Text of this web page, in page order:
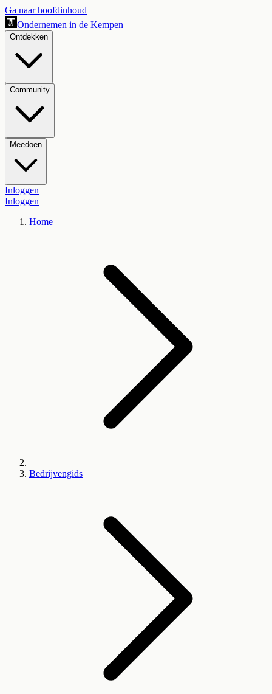
Ga naar hoofdinhoud
Ondernemen in de Kempen
Ontdekken
Community
Meedoen
Inloggen
Inloggen
Home
Bedrijvengids